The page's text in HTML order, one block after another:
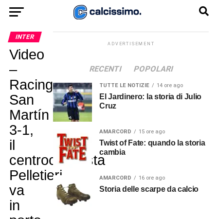
INTER
Video
–
Racing-
San
Martín
3-1,
il
centrocampista
Pelletieri
va
in
ADVERTISEMENT
RECENTI POPOLARI
TUTTE LE NOTIZIE 14 ore ago
El Jardinero: la storia di Julio
Cruz
AMARCORD 15 ore ago
Twist of Fate: quando la storia
cambia
AMARCORD 16 ore ago
Storia delle scarpe da calcio